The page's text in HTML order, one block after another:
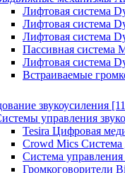
Лифтовая система
Лифтовая система
Лифтовая система
Пассивная система
Лифтовая система
Встраиваемые
звукоусиления
управления
Tesira Цифровая
Crowd Mics Система
Система
Громкоговорители